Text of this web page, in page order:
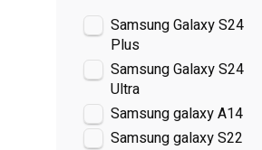
Samsung Galaxy S24
Plus
Samsung Galaxy S24
Ultra
Samsung galaxy A14
Samsung galaxy S22